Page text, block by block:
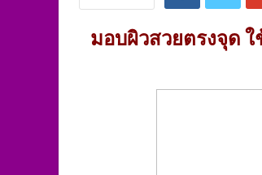
มอบผิวสวยตรงจุด